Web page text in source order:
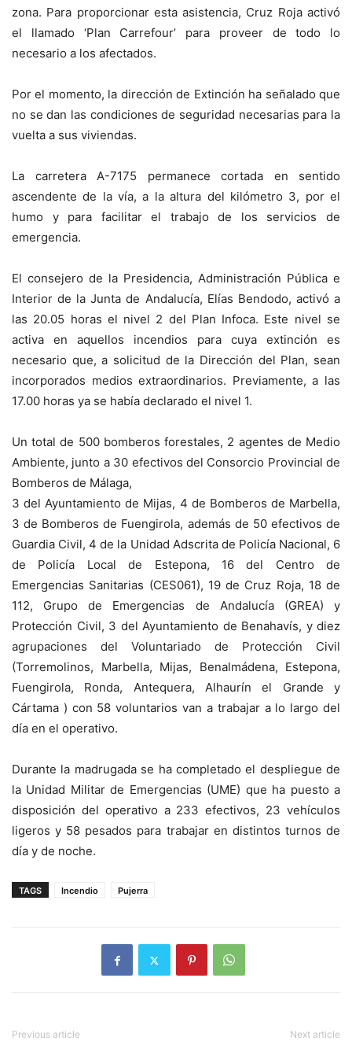
zona. Para proporcionar esta asistencia, Cruz Roja activó
el llamado ‘Plan Carrefour’ para proveer de todo lo
necesario a los afectados.
Por el momento, la dirección de Extinción ha señalado que
no se dan las condiciones de seguridad necesarias para la
vuelta a sus viviendas.
La carretera A-7175 permanece cortada en sentido
ascendente de la vía, a la altura del kilómetro 3, por el
humo y para facilitar el trabajo de los servicios de
emergencia.
El consejero de la Presidencia, Administración Pública e
Interior de la Junta de Andalucía, Elías Bendodo, activó a
las 20.05 horas el nivel 2 del Plan Infoca. Este nivel se
activa en aquellos incendios para cuya extinción es
necesario que, a solicitud de la Dirección del Plan, sean
incorporados medios extraordinarios. Previamente, a las
17.00 horas ya se había declarado el nivel 1.
Un total de 500 bomberos forestales, 2 agentes de Medio
Ambiente, junto a 30 efectivos del Consorcio Provincial de
Bomberos de Málaga,
3 del Ayuntamiento de Mijas, 4 de Bomberos de Marbella,
3 de Bomberos de Fuengirola, además de 50 efectivos de
Guardia Civil, 4 de la Unidad Adscrita de Policía Nacional, 6
de Policía Local de Estepona, 16 del Centro de
Emergencias Sanitarias (CES061), 19 de Cruz Roja, 18 de
112, Grupo de Emergencias de Andalucía (GREA) y
Protección Civil, 3 del Ayuntamiento de Benahavís, y diez
agrupaciones del Voluntariado de Protección Civil
(Torremolinos, Marbella, Mijas, Benalmádena, Estepona,
Fuengirola, Ronda, Antequera, Alhaurín el Grande y
Cártama ) con 58 voluntarios van a trabajar a lo largo del
día en el operativo.
Durante la madrugada se ha completado el despliegue de
la Unidad Militar de Emergencias (UME) que ha puesto a
disposición del operativo a 233 efectivos, 23 vehículos
ligeros y 58 pesados para trabajar en distintos turnos de
día y de noche.
TAGS Incendio Pujerra
Previous article Next article